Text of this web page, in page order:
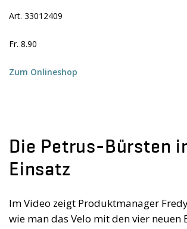
Art. 33012409
Fr. 8.90
Zum Onlineshop
Die Petrus-Bürsten
Einsatz
Im Video zeigt Produktmanager
wie man das Velo mit den vier neuen